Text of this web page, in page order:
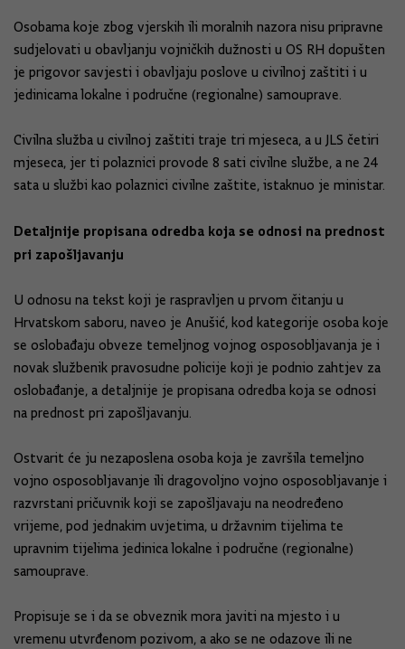
Osobama koje zbog vjerskih ili moralnih nazora nisu pripravne
sudjelovati u obavljanju vojničkih dužnosti u OS RH dopušten
je prigovor savjesti i obavljaju poslove u civilnoj zaštiti i u
jedinicama lokalne i područne (regionalne) samouprave.
Civilna služba u civilnoj zaštiti traje tri mjeseca, a u JLS četiri
mjeseca, jer ti polaznici provode 8 sati civilne službe, a ne 24
sata u službi kao polaznici civilne zaštite, istaknuo je ministar.
Detaljnije propisana odredba koja se odnosi na prednost
pri zapošljavanju
U odnosu na tekst koji je raspravljen u prvom čitanju u
Hrvatskom saboru, naveo je Anušić, kod kategorije osoba koje
se oslobađaju obveze temeljnog vojnog osposobljavanja je i
novak službenik pravosudne policije koji je podnio zahtjev za
oslobađanje, a detaljnije je propisana odredba koja se odnosi
na prednost pri zapošljavanju.
Ostvarit će ju nezaposlena osoba koja je završila temeljno
vojno osposobljavanje ili dragovoljno vojno osposobljavanje i
razvrstani pričuvnik koji se zapošljavaju na neodređeno
vrijeme, pod jednakim uvjetima, u državnim tijelima te
upravnim tijelima jedinica lokalne i područne (regionalne)
samouprave.
Propisuje se i da se obveznik mora javiti na mjesto i u
vremenu utvrđenom pozivom, a ako se ne odazove ili ne